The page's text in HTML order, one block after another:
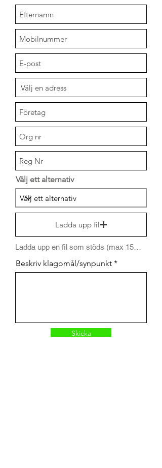
Välj ett alternativ
Ladda upp fil
Ladda upp en fil som stöds (max 15MB)
Beskriv klagomål/synpunkt
Skicka